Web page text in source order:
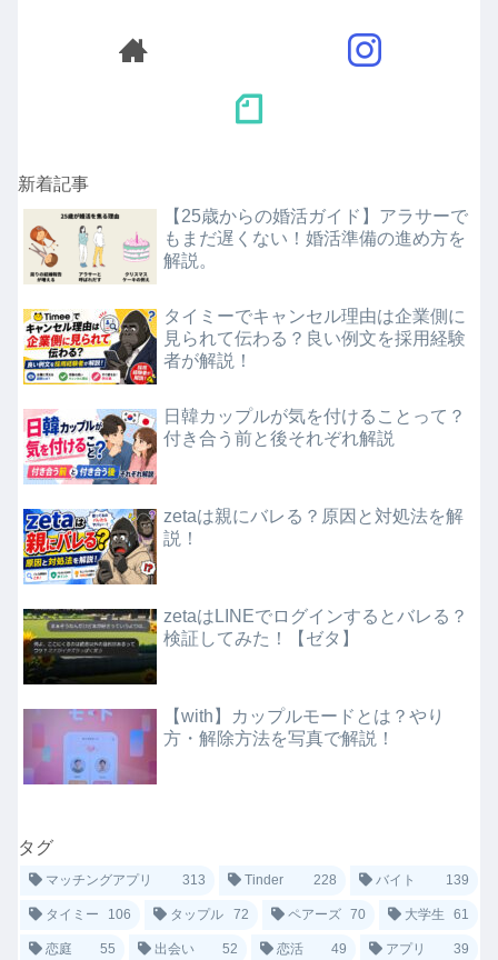
新着記事
【25歳からの婚活ガイド】アラサーで
もまだ遅くない！婚活準備の進め方を
解説。
タイミーでキャンセル理由は企業側に
見られて伝わる？良い例文を採用経験
者が解説！
日韓カップルが気を付けることって？
付き合う前と後それぞれ解説
zetaは親にバレる？原因と対処法を解
説！
zetaはLINEでログインするとバレる？
検証してみた！【ゼタ】
【with】カップルモードとは？やり
方・解除方法を写真で解説！
タグ
マッチングアプリ 313 Tinder 228 バイト 139
タイミー 106 タップル 72 ペアーズ 70 大学生 61
恋庭 55 出会い 52 恋活 49 アプリ 39